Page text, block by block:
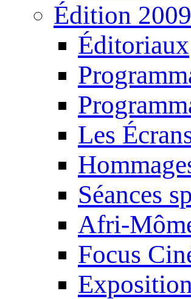
Édition 2009
Éditoriaux
Les
Séances
Afri-
Focus